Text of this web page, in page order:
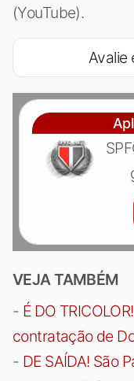
(YouTube).
Avalie
VEJA TAMBÉM
- É DO
contratação de
- DE SAÍDA! São